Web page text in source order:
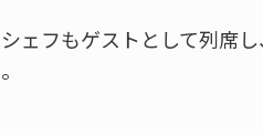
ェフもゲストとして列席